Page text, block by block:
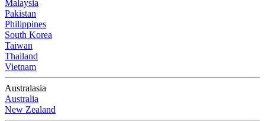
Malaysia
Pakistan
Philippines
South Korea
Taiwan
Thailand
Vietnam
Australasia
Australia
New Zealand